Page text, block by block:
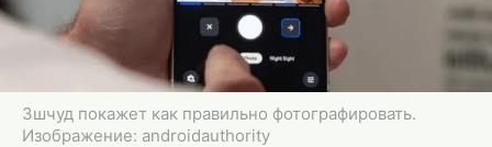
Зшчуд покажет как правильно фотографировать.
Изображение: androidauthority